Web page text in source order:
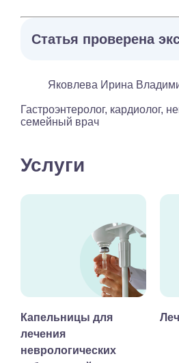
Статья проверена
Яковлева Ирина
Гастроэнтеролог, кардиолог,
семейный врач
Услуги
Капельницы для
лечения
неврологических